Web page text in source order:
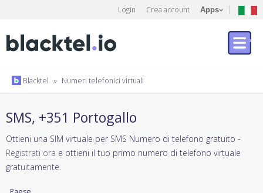
Login Crea account Apps
Blacktel » Numeri telefonici virtuali
SMS, +351 Portogallo
Ottieni una SIM virtuale per SMS Numero di telefono gratuito -
Registrati ora e ottieni il tuo primo numero di telefono virtuale
gratuitamente.